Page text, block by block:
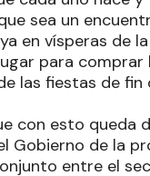
sea un
en vísperas de
para comprar
las fiestas de fin
con esto queda
Gobierno de la
entre el